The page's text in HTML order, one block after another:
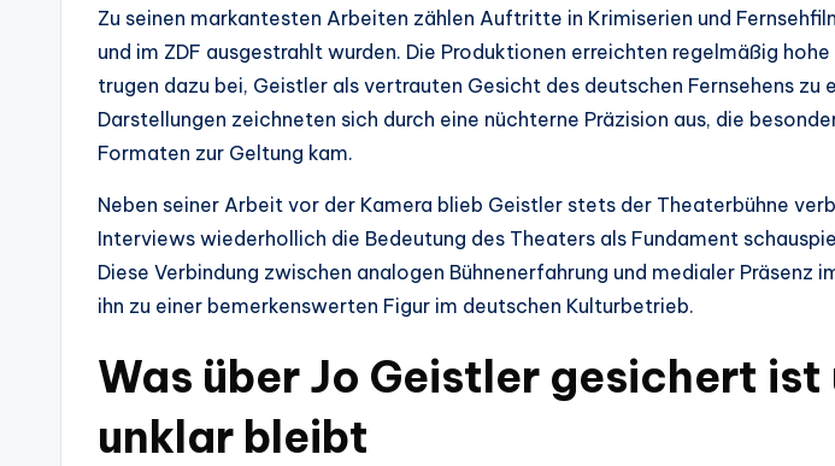
Zu seinen markantesten Arbeiten zählen Auftritte in Krimiserien und
und im ZDF ausgestrahlt wurden. Die Produktionen erreichten regelmäßig
trugen dazu bei, Geistler als vertrauten Gesicht des deutschen Fernsehens zu
Darstellungen zeichneten sich durch eine nüchterne Präzision aus, die
Formaten zur Geltung kam.
Neben seiner Arbeit vor der Kamera blieb Geistler stets der Theaterbühne
Interviews wiederhollich die Bedeutung des Theaters als Fundament
Diese Verbindung zwischen analogen Bühnenerfahrung und medialer Präsenz
ihn zu einer bemerkenswerten Figur im deutschen Kulturbetrieb.
Was über Jo Geistler gesichert ist
unklar bleibt